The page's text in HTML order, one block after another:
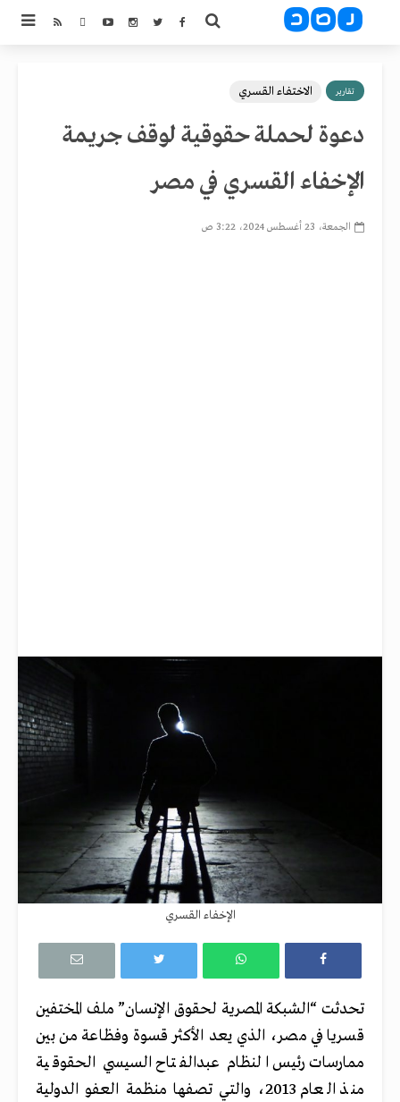
تقارير الاختفاء القسري
دعوة لحملة حقوقية لوقف جريمة
الإخفاء القسري في مصر
الجمعة، 23 أغسطس 2024، 3:22 ص
الإخفاء القسري
تحدثت “الشبكة المصرية لحقوق الإنسان” ملف المختفين
قسريا في مصر، الذي يعد الأكثر قسوة وفظاعة من بين
ممارسات رئيس النظام عبدالفتاح السيسي الحقوقية
منذ العام 2013، والتي تصفها منظمة العفو الدولية